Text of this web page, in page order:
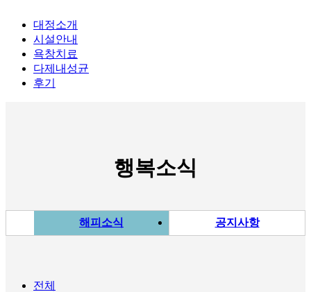
대정소개
시설안내
욕창치료
다제내성균
후기
행복소식
해피소식 공지사항
전체